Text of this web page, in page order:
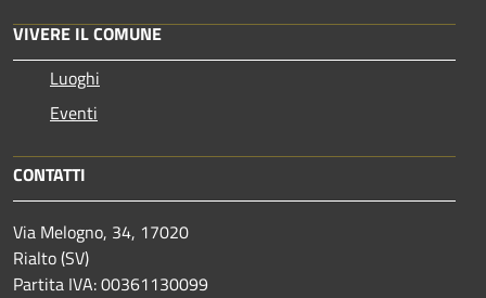
VIVERE IL COMUNE
Luoghi
Eventi
CONTATTI
Via Melogno, 34, 17020
Rialto (SV)
Partita IVA: 00361130099